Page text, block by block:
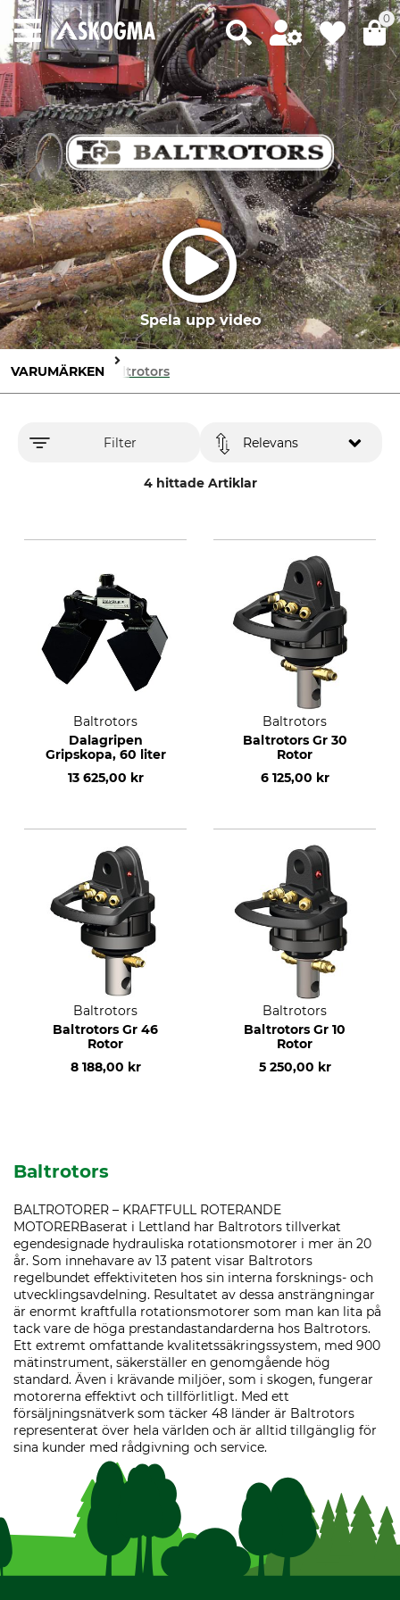
0
Spela upp video
VARUMÄRKEN Baltrotors
Filter
4 hittade Artiklar
Relevans
Baltrotors
Dalagripen
Gripskopa, 60 liter
13 625,00 kr
Baltrotors
Baltrotors Gr 30
Rotor
6 125,00 kr
Baltrotors
Baltrotors Gr 46
Rotor
8 188,00 kr
Baltrotors
Baltrotors Gr 10
Rotor
5 250,00 kr
Baltrotors
BALTROTORER – KRAFTFULL ROTERANDE
MOTORERBaserat i Lettland har Baltrotors tillverkat
egendesignade hydrauliska rotationsmotorer i mer än 20
år. Som innehavare av 13 patent visar Baltrotors
regelbundet effektiviteten hos sin interna forsknings- och
utvecklingsavdelning. Resultatet av dessa ansträngningar
är enormt kraftfulla rotationsmotorer som man kan lita på
tack vare de höga prestandastandarderna hos Baltrotors.
Ett extremt omfattande kvalitetssäkringssystem, med 900
mätinstrument, säkerställer en genomgående hög
standard. Även i krävande miljöer, som i skogen, fungerar
motorerna effektivt och tillförlitligt. Med ett
försäljningsnätverk som täcker 48 länder är Baltrotors
representerat över hela världen och är alltid tillgänglig för
sina kunder med rådgivning och service.